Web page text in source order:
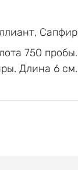
Сапфир
750 пробы.
Длина 6 см.